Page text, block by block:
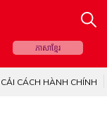
ភាសាខ្មែរ
CẢI CÁCH HÀNH CHÍNH